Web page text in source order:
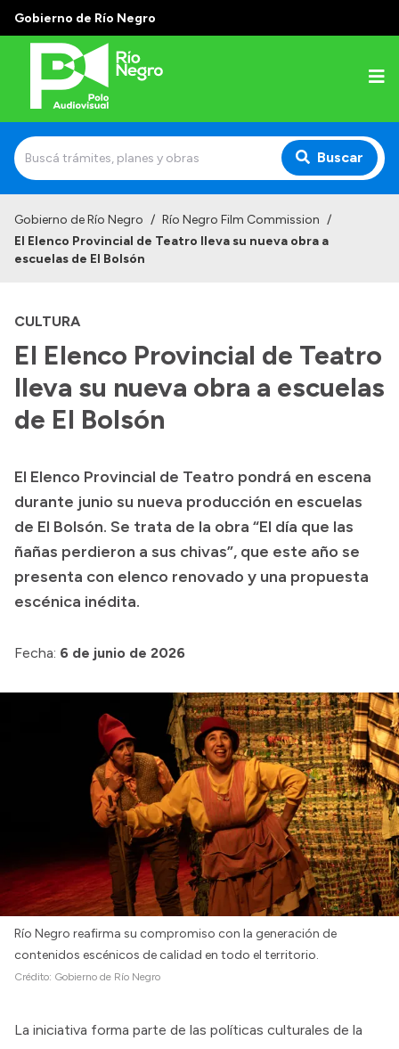
Gobierno de Río Negro
Buscar
Institucional
Autoridades
Delegaciones
Normativas
Formulario de presentación de Proyecto
Gobierno de Río Negro / Río Negro Film Commission /
El Elenco Provincial de Teatro lleva su nueva obra a
escuelas de El Bolsón
CULTURA
El Elenco Provincial de Teatro
lleva su nueva obra a escuelas
de El Bolsón
El Elenco Provincial de Teatro pondrá en escena
durante junio su nueva producción en escuelas
de El Bolsón. Se trata de la obra “El día que las
ñañas perdieron a sus chivas”, que este año se
presenta con elenco renovado y una propuesta
escénica inédita.
Fecha: 6 de junio de 2026
Río Negro reafirma su compromiso con la generación de
contenidos escénicos de calidad en todo el territorio.
Crédito: Gobierno de Río Negro
La iniciativa forma parte de las políticas culturales de la